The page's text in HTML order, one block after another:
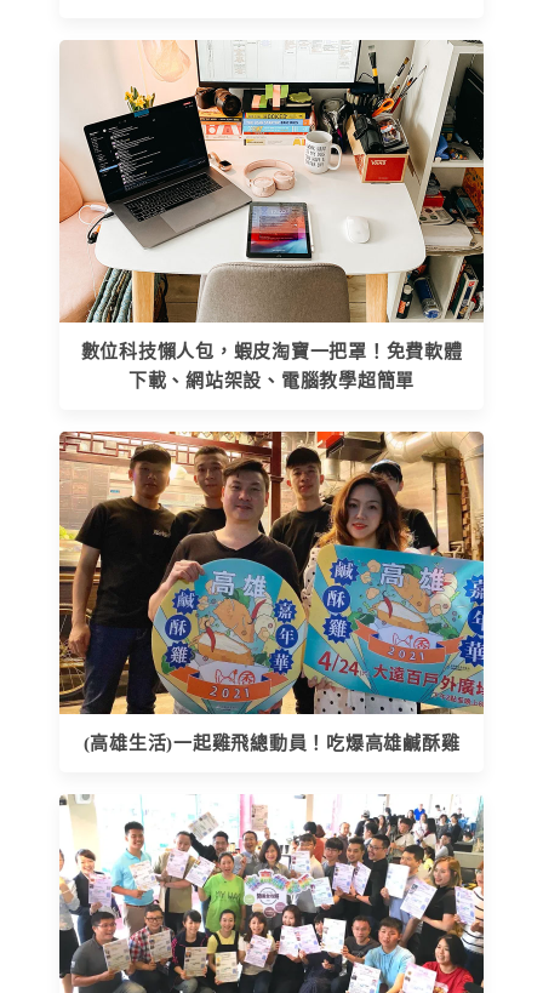
數位科技懶人包，蝦皮淘寶一把罩！免費軟體
下載、網站架設、電腦教學超簡單
(高雄生活)一起雞飛總動員！吃爆高雄鹹酥雞